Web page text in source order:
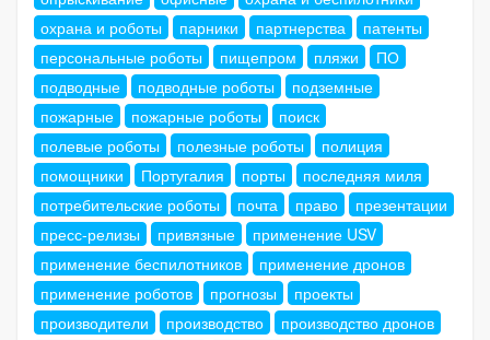
охрана и роботы
парники партнерства
патенты
персональные роботы
пищепром пляжи
ПО
подводные
подводные роботы
подземные
пожарные
пожарные роботы
поиск
полевые роботы
полезные роботы
полиция
помощники
Португалия порты
последняя миля
потребительские роботы
почта право
презентации
пресс-релизы
привязные
применение USV
применение беспилотников
применение дронов
применение роботов
прогнозы
проекты
производители
производство
производство дронов